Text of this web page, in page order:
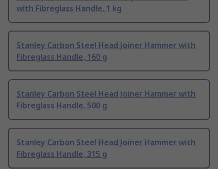
with Fibreglass Handle, 1 kg
Stanley Carbon Steel Head Joiner Hammer with
Fibreglass Handle, 160 g
Stanley Carbon Steel Head Joiner Hammer with
Fibreglass Handle, 500 g
Stanley Carbon Steel Head Joiner Hammer with
Fibreglass Handle, 315 g